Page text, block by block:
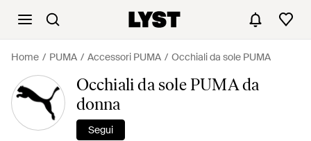
Home PUMA Accessori PUMA Occhiali da sole PUMA
Occhiali da sole PUMA da
donna
Segui